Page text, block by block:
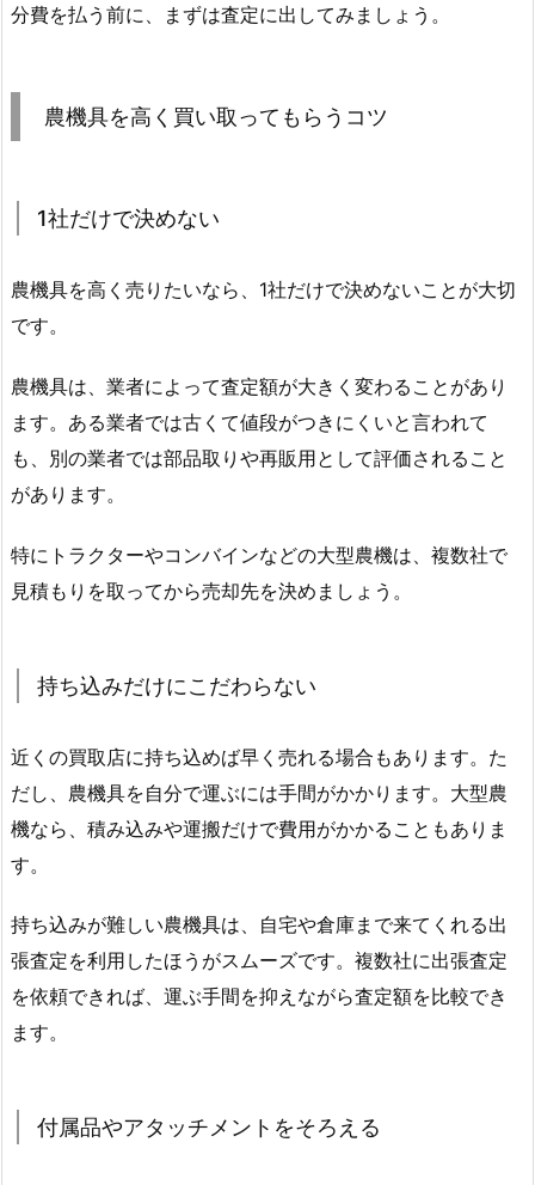
分費を払う前に、まずは査定に出してみましょう。
農機具を高く買い取ってもらうコツ
1社だけで決めない
農機具を高く売りたいなら、1社だけで決めないことが大切
です。
農機具は、業者によって査定額が大きく変わることがあり
ます。ある業者では古くて値段がつきにくいと言われて
も、別の業者では部品取りや再販用として評価されること
があります。
特にトラクターやコンバインなどの大型農機は、複数社で
見積もりを取ってから売却先を決めましょう。
持ち込みだけにこだわらない
近くの買取店に持ち込めば早く売れる場合もあります。た
だし、農機具を自分で運ぶには手間がかかります。大型農
機なら、積み込みや運搬だけで費用がかかることもありま
す。
持ち込みが難しい農機具は、自宅や倉庫まで来てくれる出
張査定を利用したほうがスムーズです。複数社に出張査定
を依頼できれば、運ぶ手間を抑えながら査定額を比較でき
ます。
付属品やアタッチメントをそろえる